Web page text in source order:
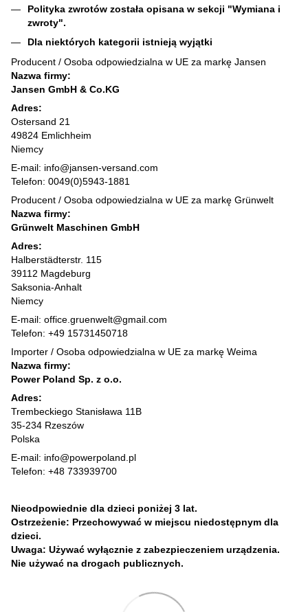
Polityka zwrotów została opisana w sekcji "Wymiana i
zwroty".
Dla niektórych kategorii istnieją wyjątki
Producent / Osoba odpowiedzialna w UE za markę Jansen
Nazwa firmy:
Jansen GmbH & Co.KG
Adres:
Ostersand 21
49824 Emlichheim
Niemcy
E-mail: info@jansen-versand.com
Telefon: 0049(0)5943-1881
Producent / Osoba odpowiedzialna w UE za markę Grünwelt
Nazwa firmy:
Grünwelt Maschinen GmbH
Adres:
Halberstädterstr. 115
39112 Magdeburg
Saksonia-Anhalt
Niemcy
E-mail: office.gruenwelt@gmail.com
Telefon: +49 15731450718
Importer / Osoba odpowiedzialna w UE za markę Weima
Nazwa firmy:
Power Poland Sp. z o.o.
Adres:
Trembeckiego Stanisława 11B
35-234 Rzeszów
Polska
E-mail: info@powerpoland.pl
Telefon: +48 733939700
Nieodpowiednie dla dzieci poniżej 3 lat.
Ostrzeżenie: Przechowywać w miejscu niedostępnym dla
dzieci.
Uwaga: Używać wyłącznie z zabezpieczeniem urządzenia.
Nie używać na drogach publicznych.